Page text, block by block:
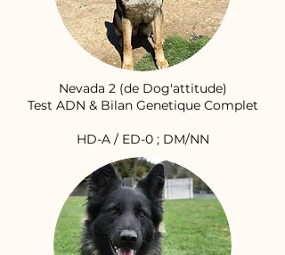
Nevada 2 (de Dog'attitude)
Test ADN & Bilan Genetique Complet
HD-A / ED-0 ; DM/NN